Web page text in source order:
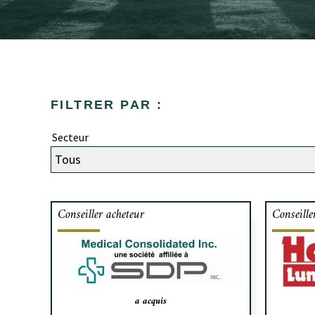
FILTRER PAR :
Secteur
Conseiller acheteur
a acquis
Cafa a conseillé Medical
Consolidated Inc., une société affiliée
à SDP Inc., fabricant d’éponges et
pansements pour salle d’opération
dans son acquisition de Colorado
Cafa
ses